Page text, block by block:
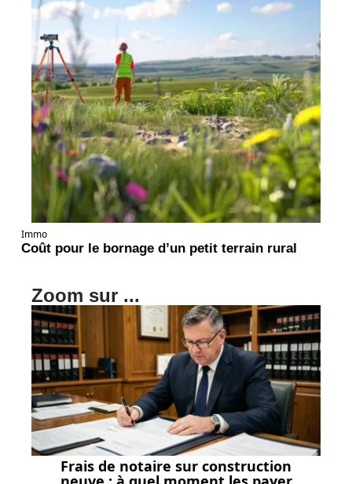
Immo
Coût pour le bornage d’un petit terrain rural
Zoom sur ...
Frais de notaire sur construction